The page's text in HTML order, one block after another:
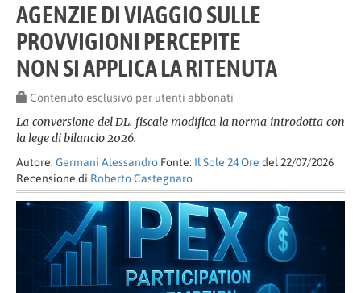
AGENZIE DI VIAGGIO SULLE
PROVVIGIONI PERCEPITE
NON SI APPLICA LA RITENUTA
Contenuto esclusivo per utenti abbonati
La conversione del DL. fiscale modifica la norma introdotta con
la lege di bilancio 2026.
Autore: Germani Alessandro Fonte: Il Sole 24 Ore del 22/07/2026
Recensione di Roberto Castegnaro